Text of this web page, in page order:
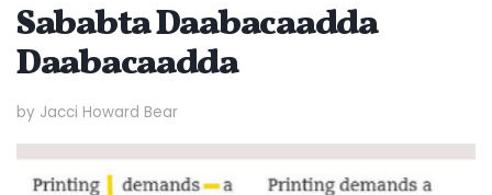
Sababta Daabacaadda
Daabacaadda
by Jacci Howard Bear